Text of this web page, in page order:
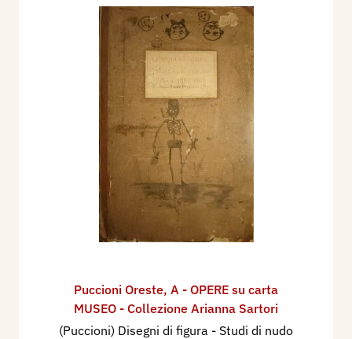
Puccioni Oreste, A - OPERE su carta
MUSEO - Collezione Arianna Sartori
(Puccioni) Disegni di figura - Studi di nudo